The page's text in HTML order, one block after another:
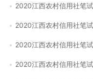
2020江西农村信用社笔
2020江西农村信用社笔
2020江西农村信用社笔
2020江西农村信用社笔